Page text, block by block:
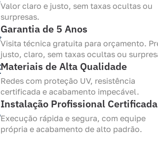
Valor claro e justo, sem taxas ocultas ou
surpresas.
Garantia de 5 Anos
Visita técnica gratuita para orçamento.
justo, claro, sem taxas ocultas ou
Materiais de Alta Qualidade
Redes com proteção UV, resistência
certificada e acabamento impecável.
Instalação Profissional Certificada
Execução rápida e segura, com equipe
própria e acabamento de alto padrão.